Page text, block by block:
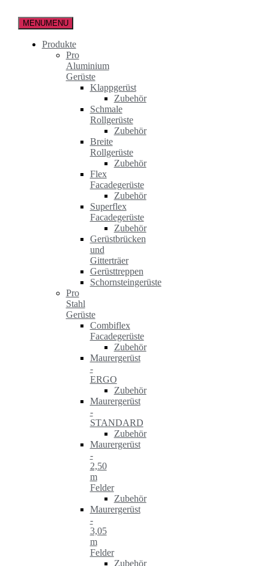
Inhalt
springen
MENUMENU
Produkte
Pro
Aluminium
Gerüste
Klappgerüst
Zubehör
Schmale
Rollgerüste
Zubehör
Breite
Rollgerüste
Zubehör
Flex
Facadegerüste
Zubehör
Superflex
Facadegerüste
Zubehör
Gerüstbrücken
und
Gitterträer
Gerüsttreppen
Schornsteingerüste
Pro
Stahl
Gerüste
Combiflex
Facadegerüste
Zubehör
Maurergerüst
-
ERGO
Zubehör
Maurergerüst
-
STANDARD
Zubehör
Maurergerüst
-
2,50
m
Felder
Zubehör
Maurergerüst
-
3,05
m
Felder
Zubehör